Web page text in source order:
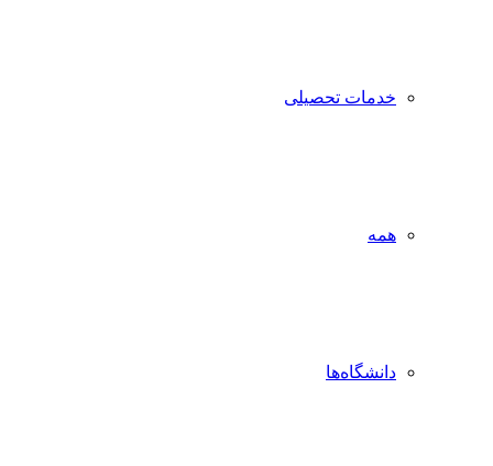
خدمات تحصیلی
همه
دانشگاه‌ها